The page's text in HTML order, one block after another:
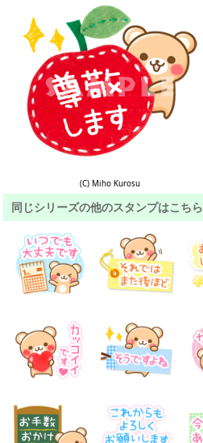
(C) Miho Kurosu
同じシリーズの他のスタンプはこちら